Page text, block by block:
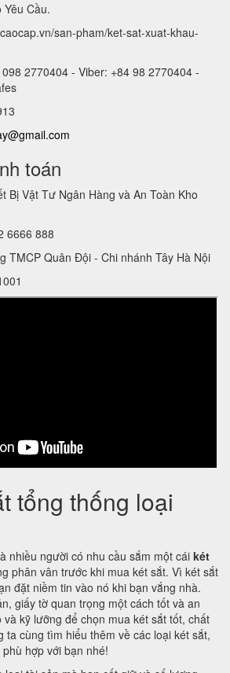
Cầu.
san-pham/ket-sat-xuat-khau-
2770404 - Viber: +84 98 2770404 -
toán
Bị Vật Tư Ngân Hàng và An Toàn Kho
6666 888
TMCP Quân Đội - Chi nhánh Tây Hà Nội
tổng thống loại
nhiều người có nhu cầu sắm một cái két
phân vân trước khi mua két sắt. Vì két sắt
đặt niềm tin vào nó khi bạn vắng nhà.
giấy tờ quan trọng một cách tốt và an
kỹ lưỡng để chọn mua két sắt tốt, chất
ta cùng tìm hiểu thêm về các loại két sắt,
hợp với bạn nhé!